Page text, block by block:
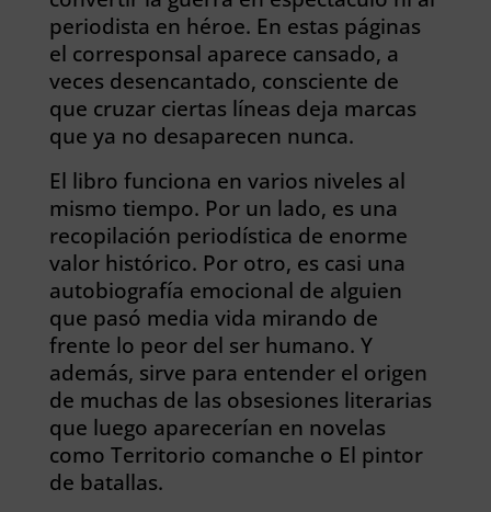
periodista en héroe. En estas páginas
el corresponsal aparece cansado, a
veces desencantado, consciente de
que cruzar ciertas líneas deja marcas
que ya no desaparecen nunca.
El libro funciona en varios niveles al
mismo tiempo. Por un lado, es una
recopilación periodística de enorme
valor histórico. Por otro, es casi una
autobiografía emocional de alguien
que pasó media vida mirando de
frente lo peor del ser humano. Y
además, sirve para entender el origen
de muchas de las obsesiones literarias
que luego aparecerían en novelas
como Territorio comanche o El pintor
de batallas.